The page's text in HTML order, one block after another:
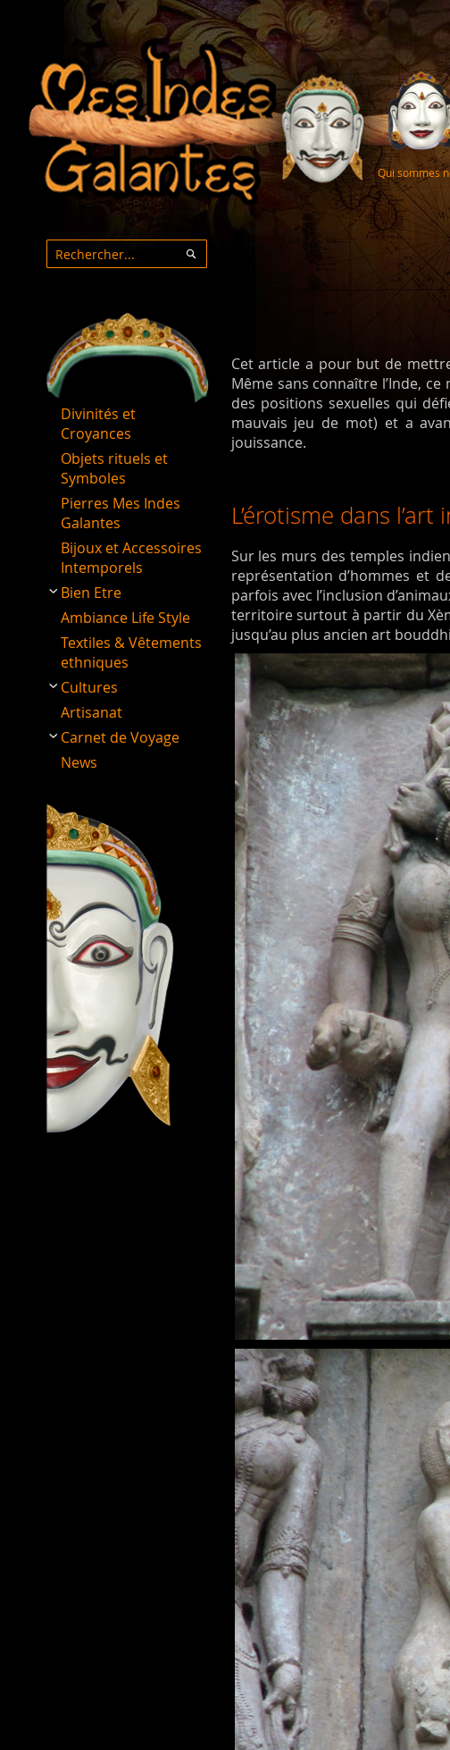
Qui sommes
Cet article a pour but de
Même sans connaître l’Inde,
des positions sexuelles qui
mauvais jeu de mot) et a
jouissance.
L’érotisme dans l’art
Sur les murs des temples
représentation d’hommes et
parfois avec l’inclusion
territoire surtout à partir du
jusqu’au plus ancien art
Rechercher
Divinités et
Croyances
Objets rituels et
Symboles
Pierres Mes Indes
Galantes
Bijoux et Accessoires
Intemporels
Bien Etre
Ambiance Life Style
Textiles & Vêtements
ethniques
Cultures
Artisanat
Carnet de Voyage
News